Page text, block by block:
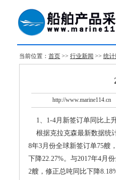
当前位置： 首页 >> 行业新闻 >> 统
http://www.marine114.cn
1、1-4月新签订单同比上
根据克拉克森最新数据统
8年3月份全球新签订单75艘
下降22.27%。与2017年4月
2艘，修正总吨同比下降